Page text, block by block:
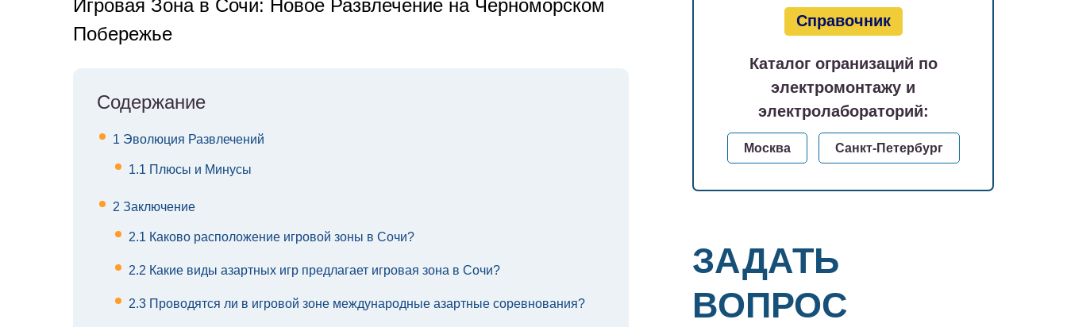
Игровая Зона в Сочи: Новое Развлечение на Черноморском
Побережье
Содержание
1 Эволюция Развлечений
1.1 Плюсы и Минусы
2 Заключение
2.1 Каково расположение игровой зоны в Сочи?
2.2 Какие виды азартных игр предлагает игровая зона в Сочи?
2.3 Проводятся ли в игровой зоне международные азартные соревнования?
Справочник
Каталог огранизаций по
электромонтажу и
электролабораторий:
Москва Санкт-Петербург
ЗАДАТЬ
ВОПРОС